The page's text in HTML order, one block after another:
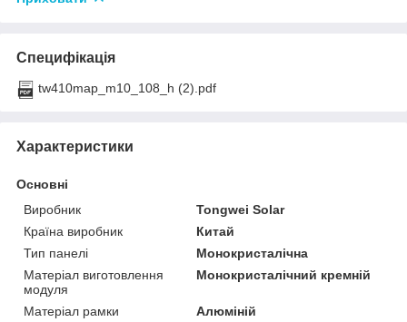
Специфікація
tw410map_m10_108_h (2).pdf
Характеристики
Основні
Виробник
Tongwei Solar
Країна виробник
Китай
Тип панелі
Монокристалічна
Матеріал виготовлення
модуля
Монокристалічний кремній
Матеріал рамки
Алюміній